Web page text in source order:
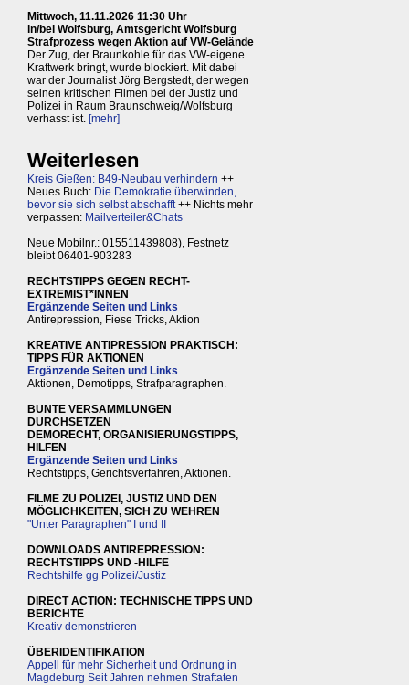
Mittwoch, 11.11.2026 11:30 Uhr
in/bei Wolfsburg, Amtsgericht Wolfsburg
Strafprozess wegen Aktion auf VW-Gelände
Der Zug, der Braunkohle für das VW-eigene
Kraftwerk bringt, wurde blockiert. Mit dabei
war der Journalist Jörg Bergstedt, der wegen
seinen kritischen Filmen bei der Justiz und
Polizei in Raum Braunschweig/Wolfsburg
verhasst ist. [mehr]
Weiterlesen
Kreis Gießen: B49-Neubau verhindern ++
Neues Buch: Die Demokratie überwinden,
bevor sie sich selbst abschafft++ Nichts mehr
verpassen: Mailverteiler&Chats
Neue Mobilnr.: 015511439808), Festnetz
bleibt 06401-903283
RECHTSTIPPS GEGEN RECHT-
EXTREMIST*INNEN
Ergänzende Seiten und Links
Antirepression, Fiese Tricks, Aktion
KREATIVE ANTIPRESSION PRAKTISCH:
TIPPS FÜR AKTIONEN
Ergänzende Seiten und Links
Aktionen, Demotipps, Strafparagraphen.
BUNTE VERSAMMLUNGEN
DURCHSETZEN
DEMORECHT, ORGANISIERUNGSTIPPS,
HILFEN
Ergänzende Seiten und Links
Rechtstipps, Gerichtsverfahren, Aktionen.
FILME ZU POLIZEI, JUSTIZ UND DEN
MÖGLICHKEITEN, SICH ZU WEHREN
"Unter Paragraphen" I und II
DOWNLOADS ANTIREPRESSION:
RECHTSTIPPS UND -HILFE
Rechtshilfe gg Polizei/Justiz
DIRECT ACTION: TECHNISCHE TIPPS UND
BERICHTE
Kreativ demonstrieren
ÜBERIDENTIFIKATION
Appell für mehr Sicherheit und Ordnung in
Magdeburg Seit Jahren nehmen Straftaten